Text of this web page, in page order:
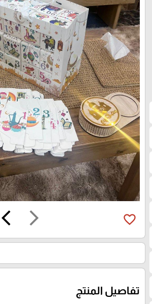
arrow_forward_ios
arrow_back_ios favorite_border
تفاصيل المنتج